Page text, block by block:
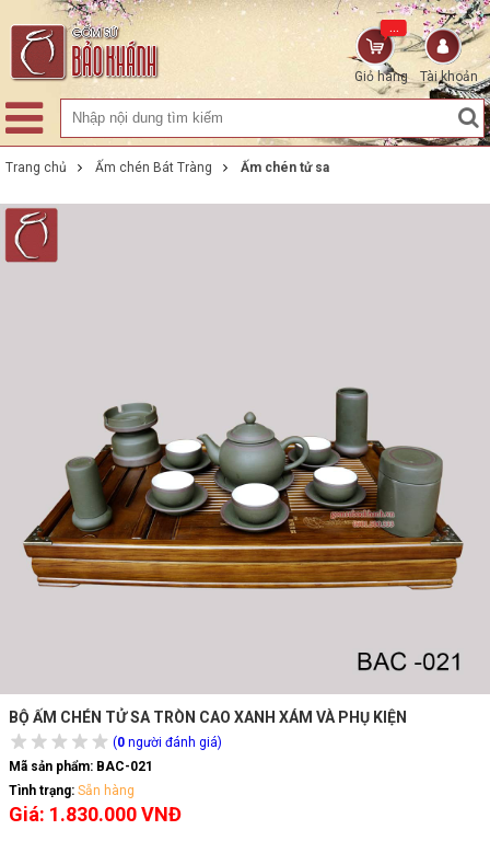
Tài khoản
Giỏ hàng
...
Trang chủ Ấm chén Bát Tràng Ấm chén tử sa
BỘ ẤM CHÉN TỬ SA TRÒN CAO XANH XÁM VÀ PHỤ KIỆN
(0 người đánh giá)
Mã sản phẩm: BAC-021
Tình trạng: Sẵn hàng
Giá: 1.830.000 VNĐ